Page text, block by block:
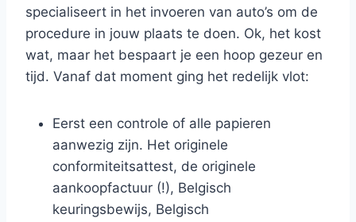
specialiseert in het invoeren van auto’s om de
procedure in jouw plaats te doen. Ok, het kost
wat, maar het bespaart je een hoop gezeur en
tijd. Vanaf dat moment ging het redelijk vlot:
Eerst een controle of alle papieren
aanwezig zijn. Het originele
conformiteitsattest, de originele
aankoopfactuur (!), Belgisch
keuringsbewijs, Belgisch